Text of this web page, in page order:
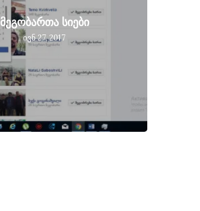
მეგობართა სიები
ივნ 27, 2017